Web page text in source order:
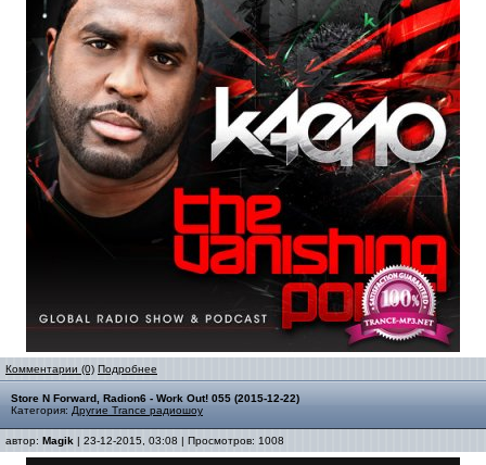
Комментарии (0) Подробнее
Store N Forward, Radion6 - Work Out! 055 (2015-12-22)
Категория: Другие Trance радиошоу
автор: Magik | 23-12-2015, 03:08 | Просмотров: 1008